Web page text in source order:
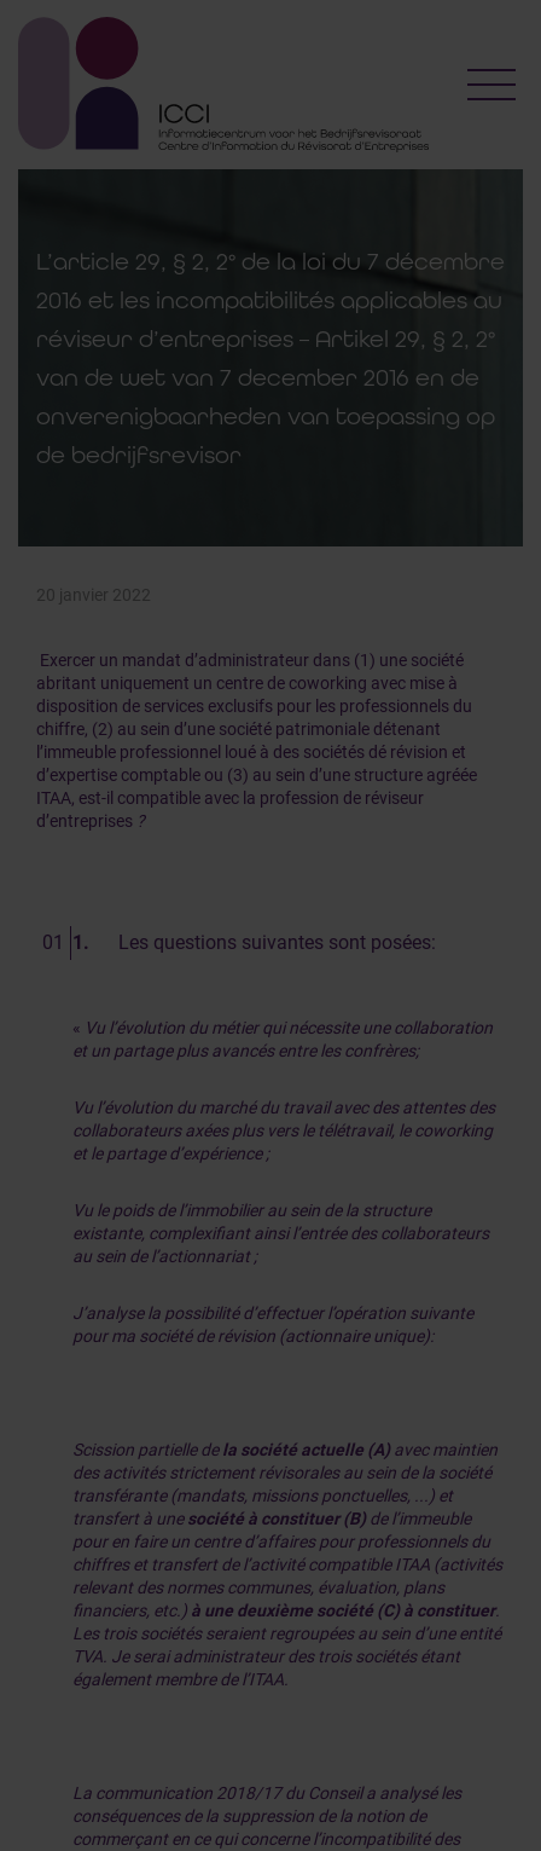
L’article 29, § 2, 2° de la loi du 7 décembre
2016 et les incompatibilités applicables au
réviseur d’entreprises – Artikel 29, § 2, 2°
van de wet van 7 december 2016 en de
onverenigbaarheden van toepassing op
de bedrijfsrevisor
20 janvier 2022
Exercer un mandat d’administrateur dans (1) une société
abritant uniquement un centre de coworking avec mise à
disposition de services exclusifs pour les professionnels du
chiffre, (2) au sein d’une société patrimoniale détenant
l’immeuble professionnel loué à des sociétés dé révision et
d’expertise comptable ou (3) au sein d’une structure agréée
ITAA, est-il compatible avec la profession de réviseur
d’entreprises ?
1. Les questions suivantes sont posées:
« Vu l’évolution du métier qui nécessite une collaboration
et un partage plus avancés entre les confrères;
Vu l’évolution du marché du travail avec des attentes des
collaborateurs axées plus vers le télétravail, le coworking
et le partage d’expérience ;
Vu le poids de l’immobilier au sein de la structure
existante, complexifiant ainsi l’entrée des collaborateurs
au sein de l’actionnariat ;
J’analyse la possibilité d’effectuer l’opération suivante
pour ma société de révision (actionnaire unique):
Scission partielle dela société actuelle (A)avec maintien
des activités strictement révisorales au sein de la société
transférante (mandats, missions ponctuelles, ...) et
transfert à unesociété à constituer (B)de l’immeuble
pour en faire un centre d’affaires pour professionnels du
chiffres et transfert de l’activité compatible ITAA (activités
relevant des normes communes, évaluation, plans
financiers, etc.) à une deuxième société (C) à constituer.
Les trois sociétés seraient regroupées au sein d’une entité
TVA. Je serai administrateur des trois sociétés étant
également membre de l’ITAA.
La communication 2018/17 du Conseil a analysé les
conséquences de la suppression de la notion de
commerçant en ce qui concerne l’incompatibilité des